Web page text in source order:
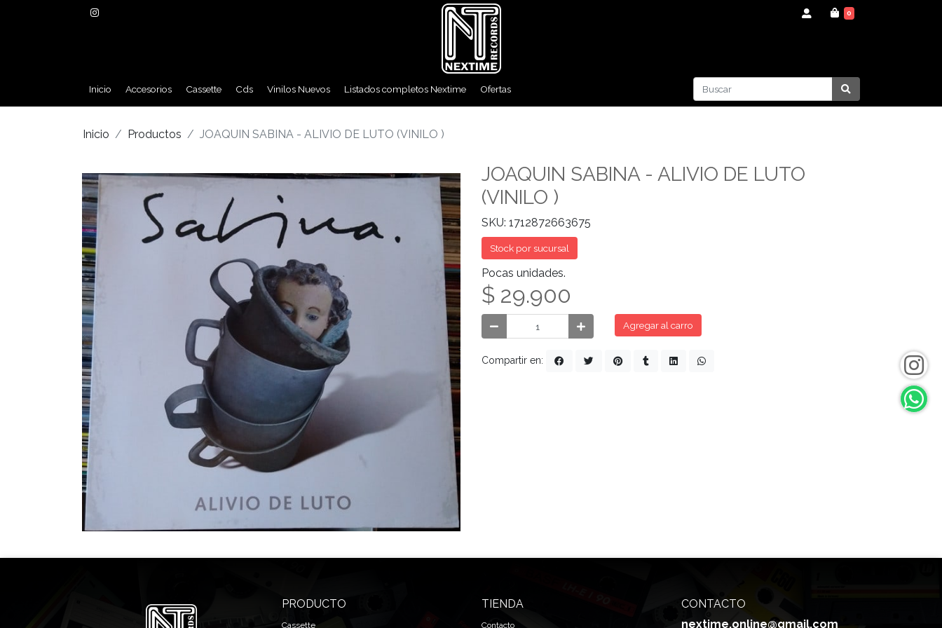
0
Inicio Accesorios Cassette Cds Vinilos Nuevos Listados completos Nextime Ofertas
Inicio Productos JOAQUIN SABINA - ALIVIO DE LUTO (VINILO )
JOAQUIN SABINA - ALIVIO DE LUTO
(VINILO )
SKU: 1712872663675
Stock por sucursal
Pocas unidades.
$ 29.900
Agregar al carro
Compartir en:
PRODUCTO
Cassette
TIENDA
Contacto
CONTACTO
nextime.online@gmail.com